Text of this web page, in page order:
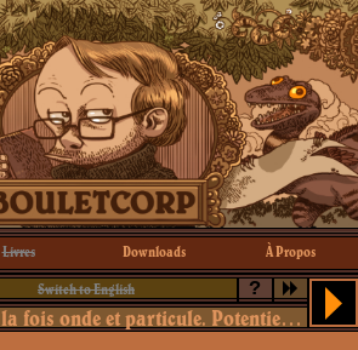
Livres Downloads À Propos
Switch to English ?
«La patate est à la fois onde et particule. Potentiellement patate, frite ou purée.»